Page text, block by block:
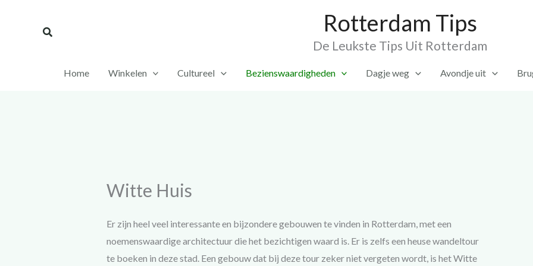
Zoeken Rotterdam Tips
De Leukste Tips Uit Rotterdam
Home Winkelen Cultureel Bezienswaardigheden Dagje weg Avondje uit
Witte Huis
Er zijn heel veel interessante en bijzondere gebouwen te vinden in Rotterdam, met een
noemenswaardige architectuur die het bezichtigen waard is. Er is zelfs een heuse wandeltour
te boeken in deze stad. Een gebouw dat bij deze tour zeker niet vergeten wordt, is het Witte